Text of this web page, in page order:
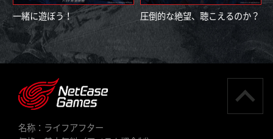
一緒に遊ぼう！ 圧倒的な絶望、聴こえるのか？
名称：ライフアフター